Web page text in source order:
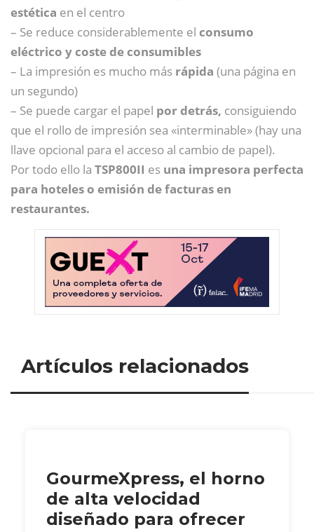
estética en el centro
– Se reduce considerablemente el consumo
eléctrico y coste de consumibles
– La impresión es mucho más rápida (una página en
un segundo)
– Se puede cargar el papel por detrás, consiguiendo
que el rollo de impresión sea «interminable» (hay una
llave opcional para el acceso al cambio de papel).
Por todo ello la TSP800II es una impresora perfecta
para hoteles o emisión de facturas en
restaurantes.
Artículos relacionados
GourmeXpress, el horno
de alta velocidad
diseñado para ofrecer